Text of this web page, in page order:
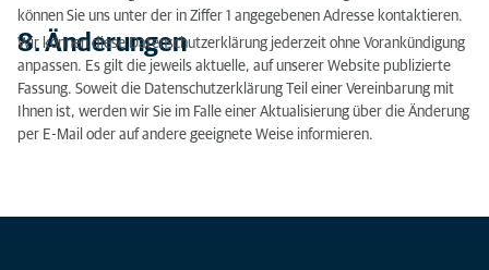
können Sie uns unter der in Ziffer 1 angegebenen Adresse kontaktieren.
8. Änderungen
Wir können diese Datenschutzerklärung jederzeit ohne Vorankündigung
anpassen. Es gilt die jeweils aktuelle, auf unserer Website publizierte
Fassung. Soweit die Datenschutzerklärung Teil einer Vereinbarung mit
Ihnen ist, werden wir Sie im Falle einer Aktualisierung über die Änderung
per E-Mail oder auf andere geeignete Weise informieren.